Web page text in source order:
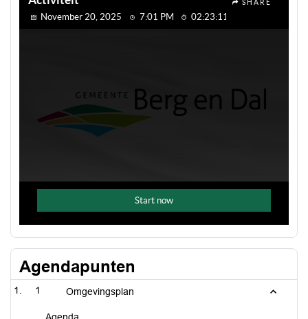
Agendapunten
1 Omgevingsplan